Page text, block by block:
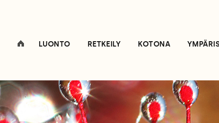
LUONTO RETKEILY KOTONA